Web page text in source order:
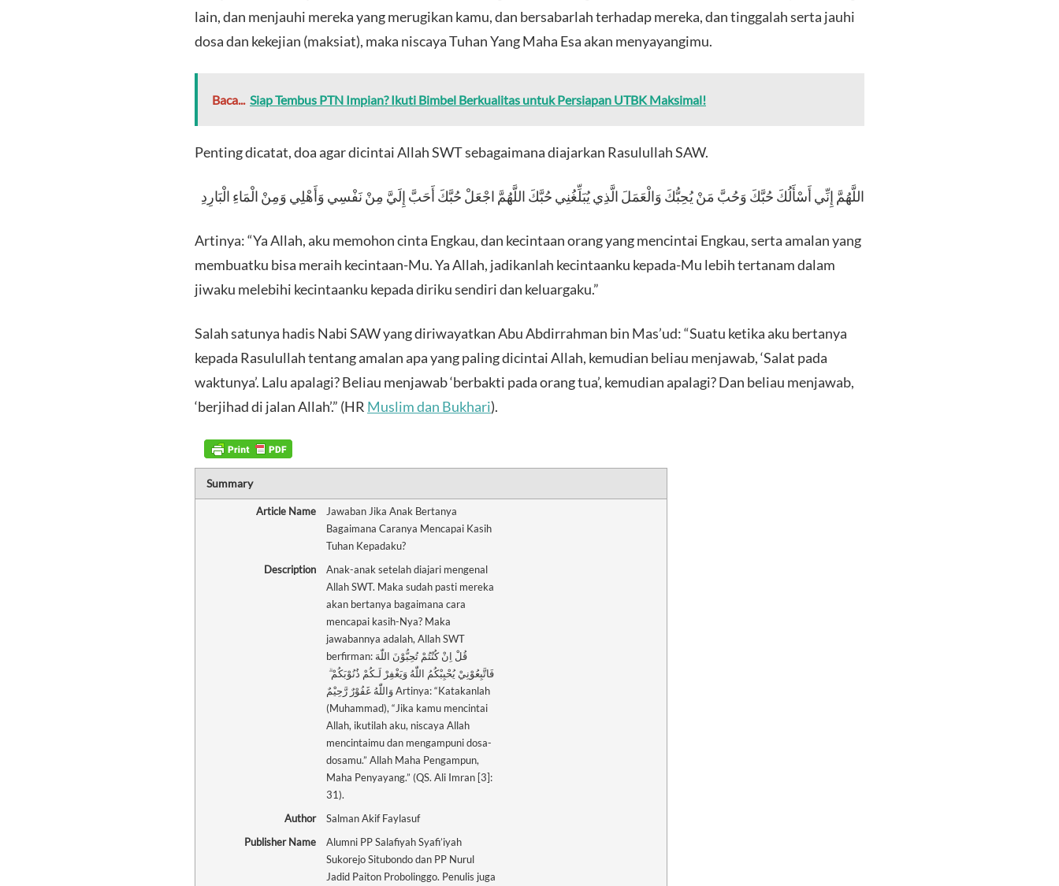
lain, dan menjauhi mereka yang merugikan kamu, dan bersabarlah terhadap mereka, dan tinggalah serta jauhi
dosa dan kekejian (maksiat), maka niscaya Tuhan Yang Maha Esa akan menyayangimu.
Baca... Siap Tembus PTN Impian? Ikuti Bimbel Berkualitas untuk Persiapan UTBK Maksimal!
Penting dicatat, doa agar dicintai Allah SWT sebagaimana diajarkan Rasulullah SAW.
اللَّهُمَّ إِنِّي أَسْأَلُكَ حُبَّكَ وَحُبَّ مَنْ يُحِبُّكَ وَالْعَمَلَ الَّذِي يُبَلِّغُنِي حُبَّكَ اللَّهُمَّ اجْعَلْ حُبَّكَ أَحَبَّ إِلَيَّ مِنْ نَفْسِي وَأَهْلِي وَمِنْ الْمَاءِ الْبَارِدِ
Artinya: “Ya Allah, aku memohon cinta Engkau, dan kecintaan orang yang mencintai Engkau, serta amalan yang
membuatku bisa meraih kecintaan-Mu. Ya Allah, jadikanlah kecintaanku kepada-Mu lebih tertanam dalam
jiwaku melebihi kecintaanku kepada diriku sendiri dan keluargaku.”
Salah satunya hadis Nabi SAW yang diriwayatkan Abu Abdirrahman bin Mas’ud: “Suatu ketika aku bertanya
kepada Rasulullah tentang amalan apa yang paling dicintai Allah, kemudian beliau menjawab, ‘Salat pada
waktunya’. Lalu apalagi? Beliau menjawab ‘berbakti pada orang tua’, kemudian apalagi? Dan beliau menjawab,
‘berjihad di jalan Allah’.” (HR Muslim dan Bukhari).
Summary
Article Name
Jawaban Jika Anak Bertanya
Bagaimana Caranya Mencapai Kasih
Tuhan Kepadaku?
Description
Anak-anak setelah diajari mengenal
Allah SWT. Maka sudah pasti mereka
akan bertanya bagaimana cara
mencapai kasih-Nya? Maka
jawabannya adalah, Allah SWT
berfirman: قُلْ اِنْ كُنْتُمْ تُحِبُّوْنَ اللّٰهَ
فَاتَّبِعُوْنِيْ يُحْبِبْكُمُ اللّٰهُ وَيَغْفِرْ لَـكُمْ ذُنُوْبَكُمْ ۗ
وَاللّٰهُ غَفُوْرٌ رَّحِيْمٌ Artinya: “Katakanlah
(Muhammad), “Jika kamu mencintai
Allah, ikutilah aku, niscaya Allah
mencintaimu dan mengampuni dosa-
dosamu.” Allah Maha Pengampun,
Maha Penyayang.” (QS. Ali Imran [3]:
31).
Author
Salman Akif Faylasuf
Publisher Name
Alumni PP Salafiyah Syafi’iyah
Sukorejo Situbondo dan PP Nurul
Jadid Paiton Probolinggo. Penulis juga